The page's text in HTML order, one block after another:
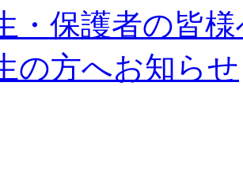
・保護者の皆
の方へお知らせ